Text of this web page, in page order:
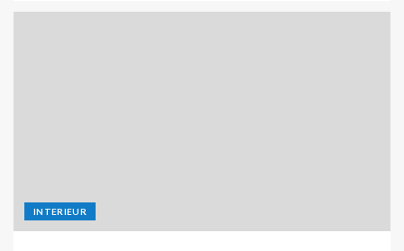
INTERIEUR